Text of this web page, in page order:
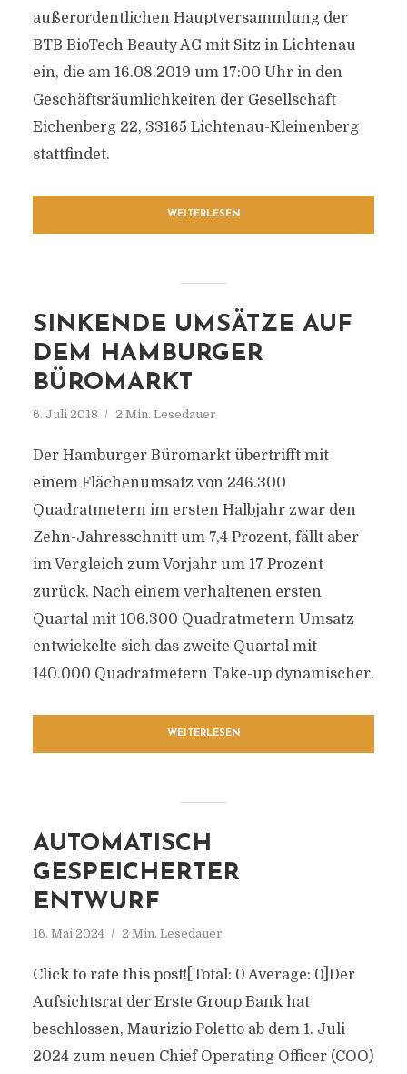
außerordentlichen Hauptversammlung der
BTB BioTech Beauty AG mit Sitz in Lichtenau
ein, die am 16.08.2019 um 17:00 Uhr in den
Geschäftsräumlichkeiten der Gesellschaft
Eichenberg 22, 33165 Lichtenau-Kleinenberg
stattfindet.
WEITERLESEN
SINKENDE UMSÄTZE AUF
DEM HAMBURGER
BÜROMARKT
6. Juli 2018 2 Min. Lesedauer
Der Hamburger Büromarkt übertrifft mit
einem Flächenumsatz von 246.300
Quadratmetern im ersten Halbjahr zwar den
Zehn-Jahresschnitt um 7,4 Prozent, fällt aber
im Vergleich zum Vorjahr um 17 Prozent
zurück. Nach einem verhaltenen ersten
Quartal mit 106.300 Quadratmetern Umsatz
entwickelte sich das zweite Quartal mit
140.000 Quadratmetern Take-up dynamischer.
WEITERLESEN
AUTOMATISCH
GESPEICHERTER
ENTWURF
16. Mai 2024 2 Min. Lesedauer
Click to rate this post![Total: 0 Average: 0]Der
Aufsichtsrat der Erste Group Bank hat
beschlossen, Maurizio Poletto ab dem 1. Juli
2024 zum neuen Chief Operating Officer (COO)